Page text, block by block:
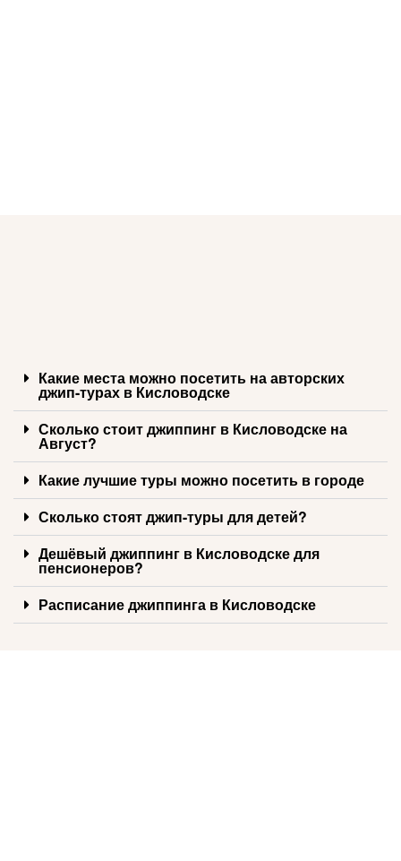
Какие места можно посетить на авторских
джип-турах в Кисловодске
Сколько стоит джиппинг в Кисловодске на
Август?
Какие лучшие туры можно посетить в городе
Сколько стоят джип-туры для детей?
Дешёвый джиппинг в Кисловодске для
пенсионеров?
Расписание джиппинга в Кисловодске